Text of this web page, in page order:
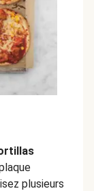
plusieurs